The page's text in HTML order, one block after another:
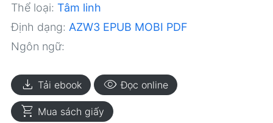
Thể loại: Tâm linh
Định dạng: AZW3 EPUB MOBI PDF
Ngôn ngữ:
download Tải ebook visibility Đọc online
shopping_cart Mua sách giấy